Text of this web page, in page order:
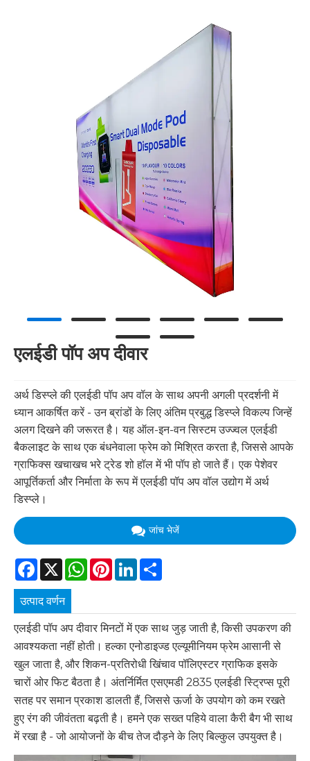
एलईडी पॉप अप दीवार
अर्थ डिस्प्ले की एलईडी पॉप अप वॉल के साथ अपनी अगली प्रदर्शनी में
ध्यान आकर्षित करें - उन ब्रांडों के लिए अंतिम प्रबुद्ध डिस्प्ले विकल्प जिन्हें
अलग दिखने की जरूरत है। यह ऑल-इन-वन सिस्टम उज्ज्वल एलईडी
बैकलाइट के साथ एक बंधनेवाला फ्रेम को मिश्रित करता है, जिससे आपके
ग्राफिक्स खचाखच भरे ट्रेड शो हॉल में भी पॉप हो जाते हैं। एक पेशेवर
आपूर्तिकर्ता और निर्माता के रूप में एलईडी पॉप अप वॉल उद्योग में अर्थ
डिस्प्ले।
जांच भेजें
Facebook
X WhatsApp
Pinterest
LinkedIn
उत्पाद वर्णन
एलईडी पॉप अप दीवार मिनटों में एक साथ जुड़ जाती है, किसी उपकरण की
आवश्यकता नहीं होती। हल्का एनोडाइज्ड एल्यूमीनियम फ्रेम आसानी से
खुल जाता है, और शिकन-प्रतिरोधी खिंचाव पॉलिएस्टर ग्राफिक इसके
चारों ओर फिट बैठता है। अंतर्निर्मित एसएमडी 2835 एलईडी स्ट्रिप्स पूरी
सतह पर समान प्रकाश डालती हैं, जिससे ऊर्जा के उपयोग को कम रखते
हुए रंग की जीवंतता बढ़ती है। हमने एक सख्त पहिये वाला कैरी बैग भी साथ
में रखा है - जो आयोजनों के बीच तेज दौड़ने के लिए बिल्कुल उपयुक्त है।